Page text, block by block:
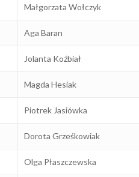
Małgorzata Wołczyk
Aga Baran
Jolanta Koźbiał
Magda Hesiak
Piotrek Jasiówka
Dorota Grześkowiak
Olga Płaszczewska